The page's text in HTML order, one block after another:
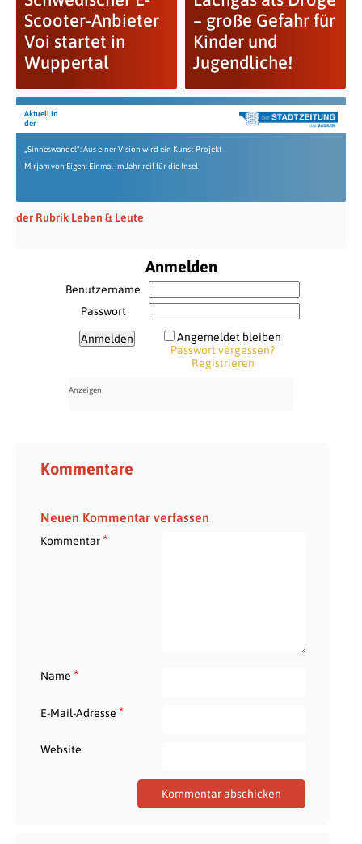
Scooter-Anbieter
Voi startet in
Wuppertal
– große Gefahr für
Kinder und
Jugendliche!
Aktuell in
der
„Sinneswandel“: Aus einer Vision wird ein Kunst-Projekt
Mirjam von Eigen: Einmal im Jahr reif für die Insel
der Rubrik Leben & Leute
Anmelden
Benutzername
Passwort
Angemeldet bleiben
Passwort vergessen?
Registrieren
Kommentare
Neuen Kommentar verfassen
Kommentar*
Name *
E-Mail-Adresse *
Website